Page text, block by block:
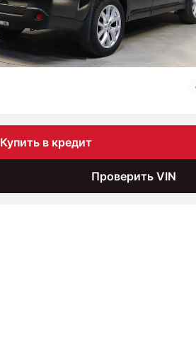
Купить в кредит
Проверить VIN